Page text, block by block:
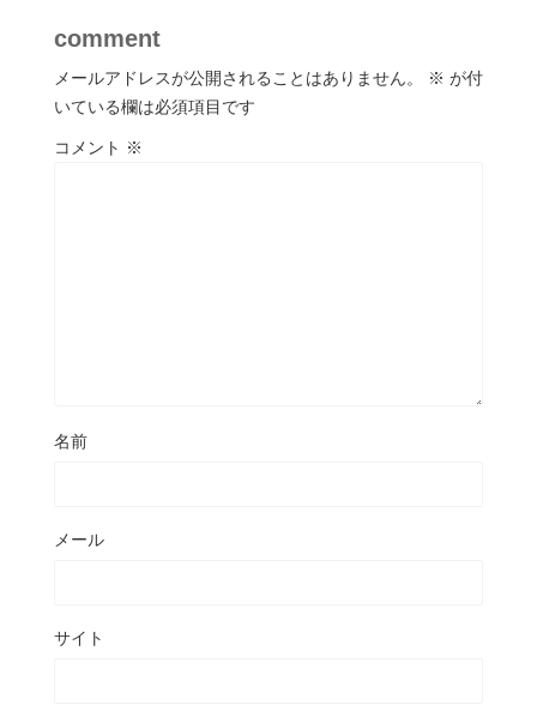
comment
メールアドレスが公開されることはありません。 ※ が付
いている欄は必須項目です
コメント ※
名前
メール
サイト